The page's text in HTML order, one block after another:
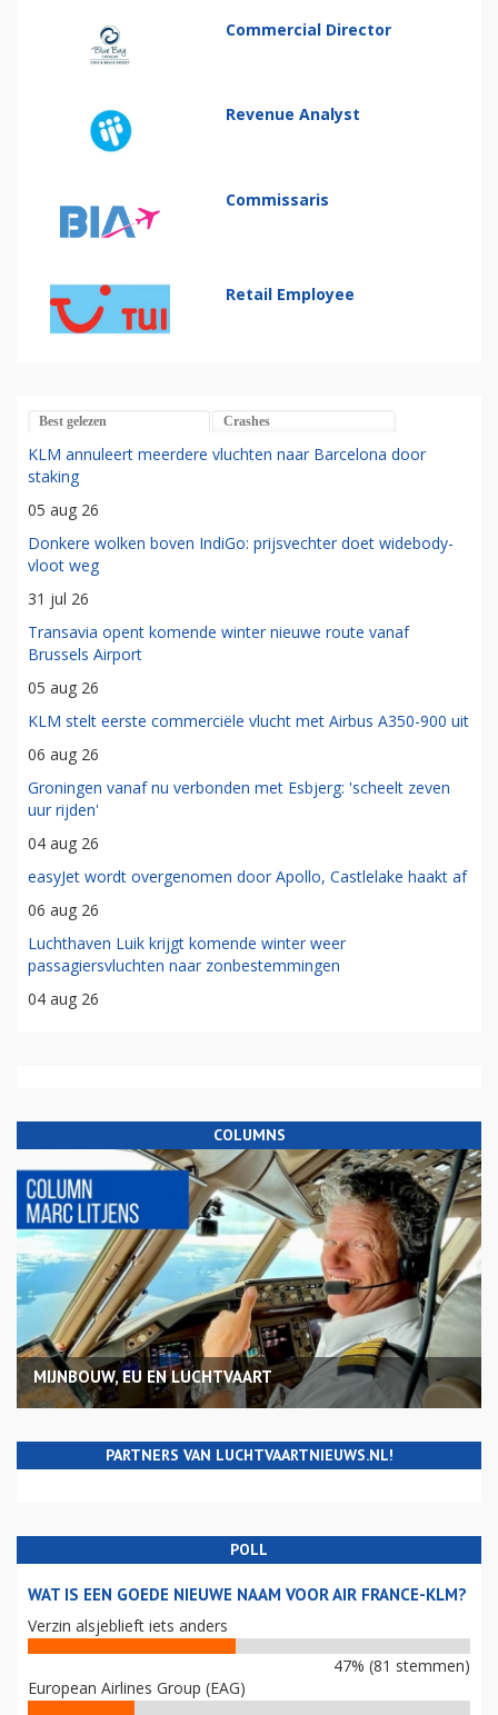
Commercial Director
Revenue Analyst
Commissaris
Retail Employee
Best gelezen Crashes
KLM annuleert meerdere vluchten naar Barcelona door
staking
05 aug 26
Donkere wolken boven IndiGo: prijsvechter doet widebody-
vloot weg
31 jul 26
Transavia opent komende winter nieuwe route vanaf
Brussels Airport
05 aug 26
KLM stelt eerste commerciële vlucht met Airbus A350-900 uit
06 aug 26
Groningen vanaf nu verbonden met Esbjerg: 'scheelt zeven
uur rijden'
04 aug 26
easyJet wordt overgenomen door Apollo, Castlelake haakt af
06 aug 26
Luchthaven Luik krijgt komende winter weer
passagiersvluchten naar zonbestemmingen
04 aug 26
COLUMNS
MIJNBOUW, EU EN LUCHTVAART
PARTNERS VAN LUCHTVAARTNIEUWS.NL!
POLL
WAT IS EEN GOEDE NIEUWE NAAM VOOR AIR FRANCE-KLM?
Verzin alsjeblieft iets anders
47% (81 stemmen)
European Airlines Group (EAG)